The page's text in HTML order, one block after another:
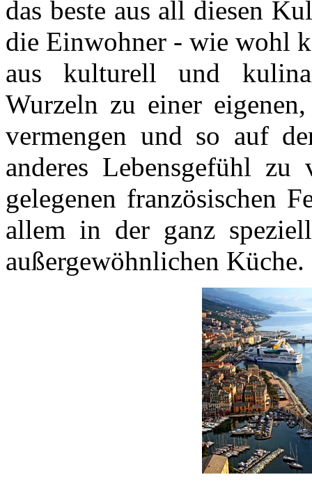
das beste aus all diesen
die Einwohner - wie wohl
aus kulturell und
Wurzeln zu einer
vermengen und so auf
anderes Lebensgefühl
gelegenen französischen
allem in der ganz
außergewöhnlichen Küche.